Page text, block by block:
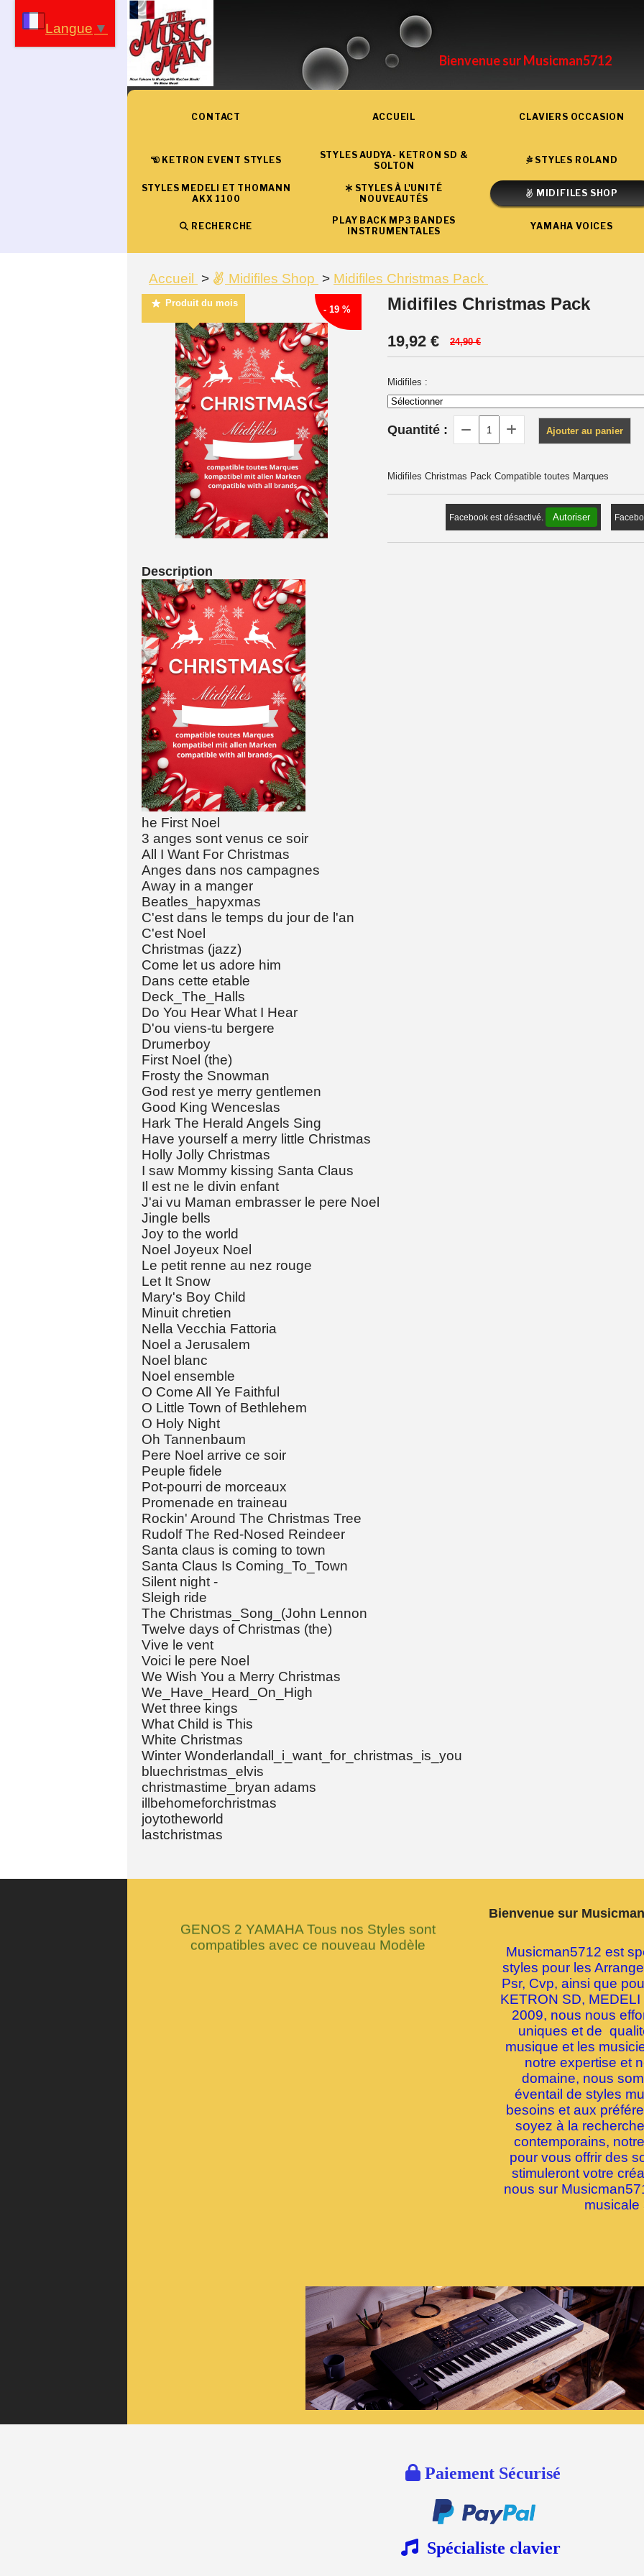
Bienvenue sur Musicman5712
CONTACT ACCUEIL CLAVIERS OCCASION
KETRON EVENT STYLES
STYLES AUDYA- KETRON SD &
SOLTON
STYLES ROLAND
STYLES MEDELI ET THOMANN
AKX 1100
STYLES À L'UNITÉ
NOUVEAUTÉS
MIDIFILES SHOP
RECHERCHE
PLAY BACK MP3 BANDES
INSTRUMENTALES
YAMAHA VOICES
Accueil Midifiles Shop Midifiles Christmas Pack
Produit du mois
- 19 % Midifiles Christmas Pack
19,92 € 24,90 €
Midifiles :
Quantité : Ajouter au panier
Midifiles Christmas Pack Compatible toutes Marques
Facebook est désactivé. Autoriser
Description
he First Noel
3 anges sont venus ce soir
All I Want For Christmas
Anges dans nos campagnes
Away in a manger
Beatles_hapyxmas
C'est dans le temps du jour de l'an
C'est Noel
Christmas (jazz)
Come let us adore him
Dans cette etable
Deck_The_Halls
Do You Hear What I Hear
D'ou viens-tu bergere
Drumerboy
First Noel (the)
Frosty the Snowman
God rest ye merry gentlemen
Good King Wenceslas
Hark The Herald Angels Sing
Have yourself a merry little Christmas
Holly Jolly Christmas
I saw Mommy kissing Santa Claus
Il est ne le divin enfant
J'ai vu Maman embrasser le pere Noel
Jingle bells
Joy to the world
Noel Joyeux Noel
Le petit renne au nez rouge
Let It Snow
Mary's Boy Child
Minuit chretien
Nella Vecchia Fattoria
Noel a Jerusalem
Noel blanc
Noel ensemble
O Come All Ye Faithful
O Little Town of Bethlehem
O Holy Night
Oh Tannenbaum
Pere Noel arrive ce soir
Peuple fidele
Pot-pourri de morceaux
Promenade en traineau
Rockin' Around The Christmas Tree
Rudolf The Red-Nosed Reindeer
Santa claus is coming to town
Santa Claus Is Coming_To_Town
Silent night -
Sleigh ride
The Christmas_Song_(John Lennon
Twelve days of Christmas (the)
Vive le vent
Voici le pere Noel
We Wish You a Merry Christmas
We_Have_Heard_On_High
Wet three kings
What Child is This
White Christmas
Winter Wonderlandall_i_want_for_christmas_is_you
bluechristmas_elvis
christmastime_bryan adams
illbehomeforchristmas
joytotheworld
lastchristmas
GENOS 2 YAMAHA Tous nos Styles sont
compatibles avec ce nouveau Modèle
Bienvenue sur
Musicman5712 est
styles pour les
Psr, Cvp, ainsi que
KETRON SD,
2009, nous nous
uniques et de
musique et les
notre expertise et
domaine, nous
éventail de styles
besoins et aux
soyez à la
contemporains,
pour vous offrir des
stimuleront votre
nous sur
musicale
 Paiement Sécurisé
 Spécialiste clavier
Langue ▼
Panneau de gestion des cookies